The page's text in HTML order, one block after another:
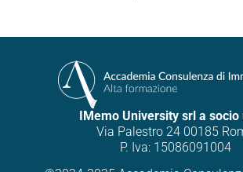
IMemo University srl a socio
Via Palestro 24 00185
P. Iva: 15086091004